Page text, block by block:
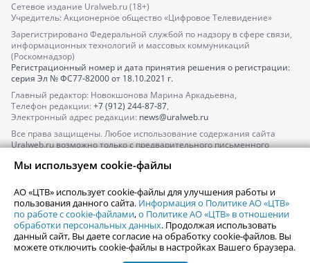
Сетевое издание Uralweb.ru (18+)
Учредитель: Акционерное общество «Цифровое Телевидение»
Зарегистрировано Федеральной службой по надзору в сфере связи,
информационных технологий и массовых коммуникаций
(Роскомнадзор)
Регистрационный номер и дата принятия решения о регистрации:
серия Эл № ФС77-82000от 18.10.2021 г.
Главный редактор: Новокшонова Марина Аркадьевна,
Телефон редакции: +7 (912) 244-87-87,
Электронный адрес редакции: news@uralweb.ru
Все права защищены. Любое использование содержания сайта
Uralweb.ru возможно только с предварительного письменного
По вопросам размещения рекламы обращайтесь по тел.
По вопросам размещения информации в разделе «Афиша»
afisha@uralweb.ru
Пользовательское соглашение на использование сайта
Политика АО «ЦТВ» в отношении обработки персональных данных
Мы используем cookie-файлы
АО «ЦТВ» использует cookie-файлы для улучшения работы и
пользования данного сайта. Информация о Политике АО «ЦТВ»
по работе с cookie-файлами,о Политике АО «ЦТВ» в отношении
обработки персональных данных. Продолжая использовать
данный сайт, Вы даете согласие на обработку cookie-файлов. Вы
можете отключить cookie-файлы в настройках Вашего браузера.